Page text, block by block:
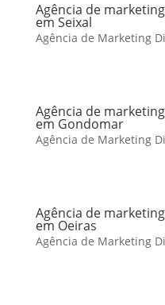
Agência de
em Seixal
Agência de Marketing
Agência de
em Gondomar
Agência de Marketing
Agência de
em Oeiras
Agência de Marketing